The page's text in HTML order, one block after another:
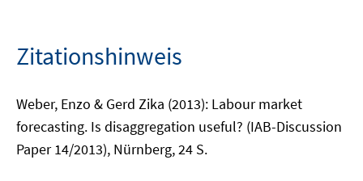
Zitationshinweis
Weber, Enzo & Gerd Zika (2013): Labour market
forecasting. Is disaggregation useful? (IAB-Discussion
Paper 14/2013), Nürnberg, 24 S.